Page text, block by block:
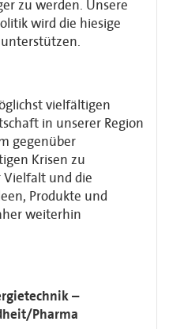
zu werden. Unsere
wird die hiesige
vielfältigen
in unserer Region
gegenüber
Krisen zu
Vielfalt und die
Produkte und
weiterhin
–
Pharma